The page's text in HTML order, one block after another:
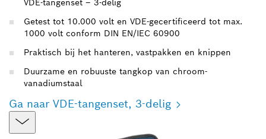
VDE-tangenset – 3-delig
Getest tot 10.000 volt en VDE-gecertificeerd tot max.
1000 volt conform DIN EN/IEC 60900
Praktisch bij het hanteren, vastpakken en knippen
Duurzame en robuuste tangkop van chroom-
vanadiumstaal
Ga naar VDE-tangenset, 3-delig